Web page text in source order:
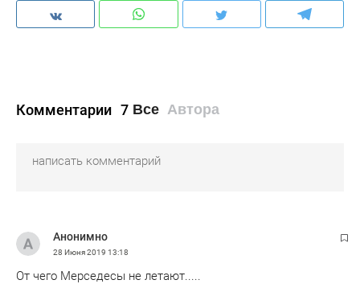
Комментарии 7 Все Автора
Анонимно
28 Июня 2019 13:18
От чего Мерседесы не летают.....